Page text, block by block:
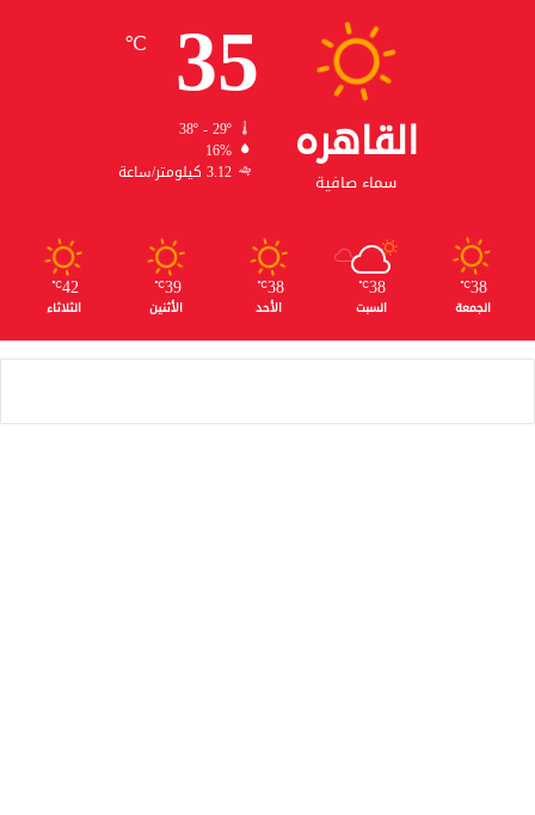
القاهره
سماء صافية
35
℃
38º - 29º
16%
3.12 كيلومتر/ساعة
38
℃
الجمعة
38
℃
السبت
38
℃
الأحد
39
℃
الأثنين
42
℃
الثلاثاء